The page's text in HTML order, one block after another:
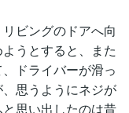
ビングのドアへ向
うとすると、また
ドライバーが滑っ
思うようにネジが
思い出したのは昔